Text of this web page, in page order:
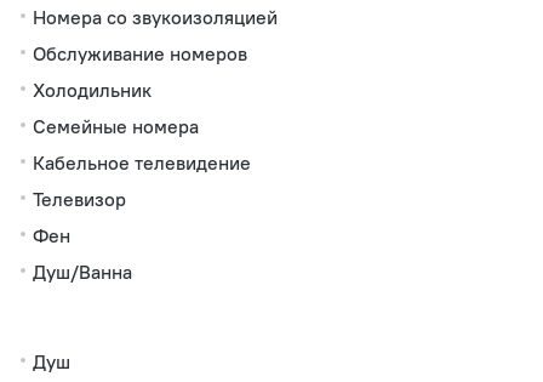
Номера со звукоизоляцией
Обслуживание номеров
Холодильник
Семейные номера
Кабельное телевидение
Телевизор
Фен
Душ/Ванна
Душ